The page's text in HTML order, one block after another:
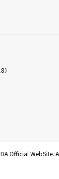
Official WebSite.